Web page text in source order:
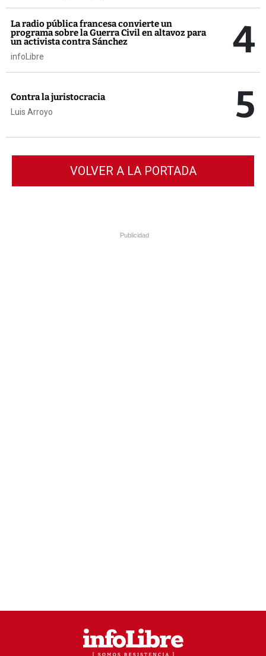
La radio pública francesa convierte un
programa sobre la Guerra Civil en altavoz para
un activista contra Sánchez
infoLibre 4
Contra la juristocracia
Luis Arroyo 5
VOLVER A LA PORTADA
Publicidad